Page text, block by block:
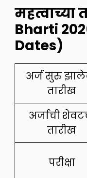
महत्वाच्या
Bharti
Dates)
अर्ज सुरु
तारीख
अर्जाची
तारीख
परीक्षा